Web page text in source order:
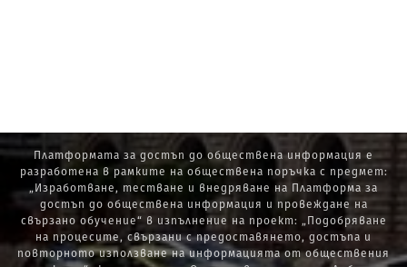
Платформата за достъп до обществена информация е
разработена в рамките на обществена поръчка с предмет:
„Изработване, тестване и внедряване на Платформа за
достъп до обществена информация и провеждане на
свързано обучение“ в изпълнение на проект: „Подобряване
на процесите, свързани с предоставянето, достъпа и
повторното използване на информацията от обществения